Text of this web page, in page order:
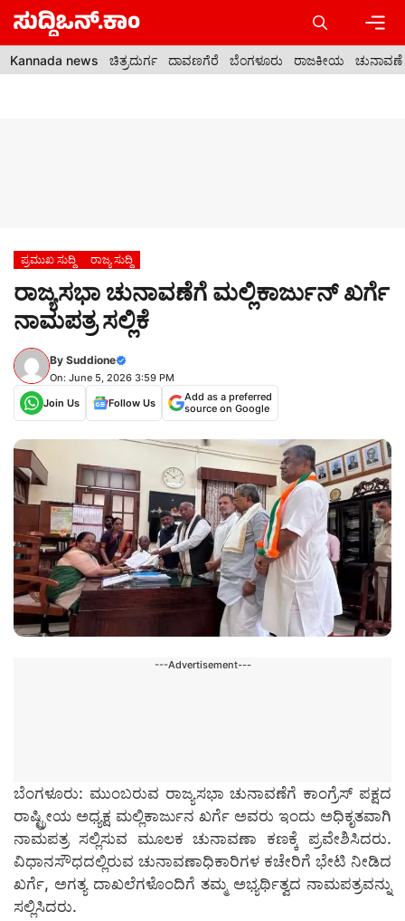
Skip
content
Kannada news ಚಿತ್ರದುರ್ಗ ದಾವಣಗೆರೆ ಬೆಂಗಳೂರು ರಾಜಕೀಯ ಚುನಾವಣೆ
ಪ್ರಮುಖ ಸುದ್ದಿ ರಾಜ್ಯ ಸುದ್ದಿ
ರಾಜ್ಯಸಭಾ ಚುನಾವಣೆಗೆ ಮಲ್ಲಿಕಾರ್ಜುನ್ ಖರ್ಗೆ
ನಾಮಪತ್ರ ಸಲ್ಲಿಕೆ
By Suddione
On: June 5, 2026 3:59 PM
Join Us
Follow Us
Add as a preferred
source on Google
---Advertisement---
ಬೆಂಗಳೂರು: ಮುಂಬರುವ ರಾಜ್ಯಸಭಾ ಚುನಾವಣೆಗೆ ಕಾಂಗ್ರೆಸ್ ಪಕ್ಷದ
ರಾಷ್ಟ್ರೀಯ ಅಧ್ಯಕ್ಷ ಮಲ್ಲಿಕಾರ್ಜುನ ಖರ್ಗೆ ಅವರು ಇಂದು ಅಧಿಕೃತವಾಗಿ
ನಾಮಪತ್ರ ಸಲ್ಲಿಸುವ ಮೂಲಕ ಚುನಾವಣಾ ಕಣಕ್ಕೆ ಪ್ರವೇಶಿಸಿದರು.
ವಿಧಾನಸೌಧದಲ್ಲಿರುವ ಚುನಾವಣಾಧಿಕಾರಿಗಳ ಕಚೇರಿಗೆ ಭೇಟಿ ನೀಡಿದ
ಖರ್ಗೆ, ಅಗತ್ಯ ದಾಖಲೆಗಳೊಂದಿಗೆ ತಮ್ಮ ಅಭ್ಯರ್ಥಿತ್ವದ ನಾಮಪತ್ರವನ್ನು
ಸಲ್ಲಿಸಿದರು.